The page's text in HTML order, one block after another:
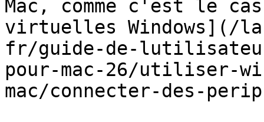
Mac, comme c'est le
virtuelles Windows](/
fr/guide-de-
pour-mac-26/utiliser-
mac/connecter-des-